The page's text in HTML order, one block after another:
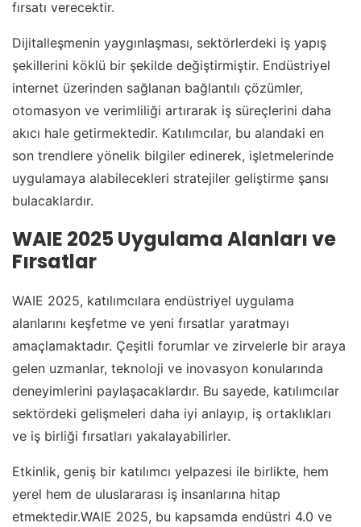
fırsatı verecektir.
Dijitalleşmenin yaygınlaşması, sektörlerdeki iş yapış
şekillerini köklü bir şekilde değiştirmiştir. Endüstriyel
internet üzerinden sağlanan bağlantılı çözümler,
otomasyon ve verimliliği artırarak iş süreçlerini daha
akıcı hale getirmektedir. Katılımcılar, bu alandaki en
son trendlere yönelik bilgiler edinerek, işletmelerinde
uygulamaya alabilecekleri stratejiler geliştirme şansı
bulacaklardır.
WAIE 2025 Uygulama Alanları ve
Fırsatlar
WAIE 2025, katılımcılara endüstriyel uygulama
alanlarını keşfetme ve yeni fırsatlar yaratmayı
amaçlamaktadır. Çeşitli forumlar ve zirvelerle bir araya
gelen uzmanlar, teknoloji ve inovasyon konularında
deneyimlerini paylaşacaklardır. Bu sayede, katılımcılar
sektördeki gelişmeleri daha iyi anlayıp, iş ortaklıkları
ve iş birliği fırsatları yakalayabilirler.
Etkinlik, geniş bir katılımcı yelpazesi ile birlikte, hem
yerel hem de uluslararası iş insanlarına hitap
etmektedir.WAIE 2025, bu kapsamda endüstri 4.0 ve